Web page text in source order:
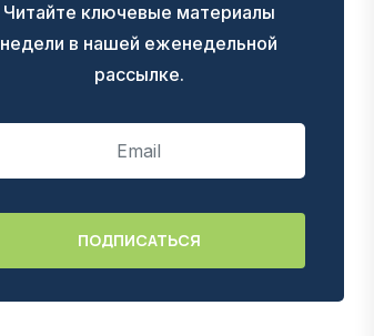
Читайте ключевые материалы
недели в нашей еженедельной
рассылке.